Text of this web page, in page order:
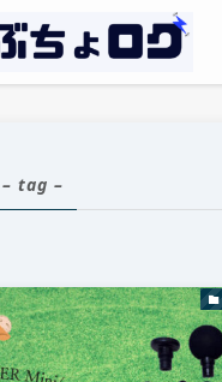
– tag –